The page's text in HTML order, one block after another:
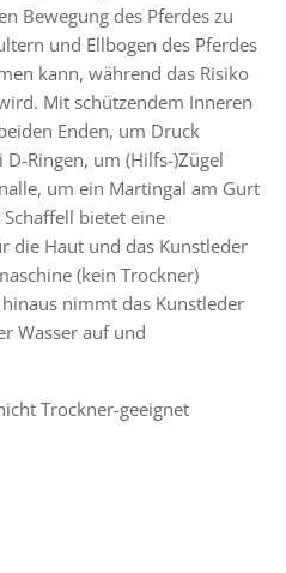
Bewegung des Pferdes zu
und Ellbogen des Pferdes
kann, während das Risiko
Mit schützendem Inneren
Enden, um Druck
Ringen, um (Hilfs-)Zügel
um ein Martingal am Gurt
bietet eine
die Haut und das Kunstleder
(kein Trockner)
nimmt das Kunstleder
Wasser auf und
Trockner-geeignet